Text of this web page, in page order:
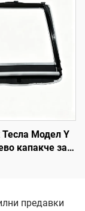
система, за
Модел Y
капакче за
и
предавки